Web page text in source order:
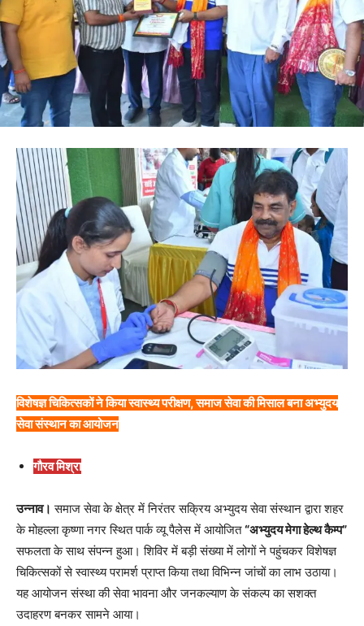
विशेषज्ञ चिकित्सकों ने किया स्वास्थ्य परीक्षण, समाज सेवा की मिसाल बना अभ्युदय
सेवा संस्थान का आयोजन
गौरव मिश्रा
उन्नाव। समाज सेवा के क्षेत्र में निरंतर सक्रिय अभ्युदय सेवा संस्थान द्वारा शहर
के मोहल्ला कृष्णा नगर स्थित पार्क व्यू पैलेस में आयोजित“अभ्युदय मेगा हेल्थ कैम्प”
सफलता के साथ संपन्न हुआ। शिविर में बड़ी संख्या में लोगों ने पहुंचकर विशेषज्ञ
चिकित्सकों से स्वास्थ्य परामर्श प्राप्त किया तथा विभिन्न जांचों का लाभ उठाया।
यह आयोजन संस्था की सेवा भावना और जनकल्याण के संकल्प का सशक्त
उदाहरण बनकर सामने आया।